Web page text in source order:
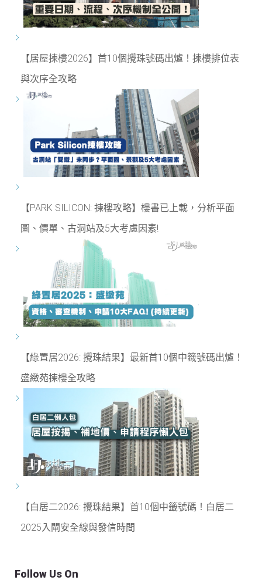
【居屋揀樓2026】首10個攪珠號碼出爐！揀樓排位表
與次序全攻略
【PARK SILICON: 揀樓攻略】樓書已上載，分析平面
圖、價單、古洞站及5大考慮因素!
【綠置居2026: 攪珠結果】最新首10個中籤號碼出爐！
盛緻苑揀樓全攻略
【白居二2026: 攪珠結果】首10個中籤號碼！白居二
2025入閘安全線與發信時間
Follow Us On